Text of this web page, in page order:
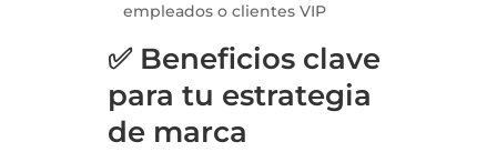
empleados o clientes VIP
✅ Beneficios clave
para tu estrategia
de marca